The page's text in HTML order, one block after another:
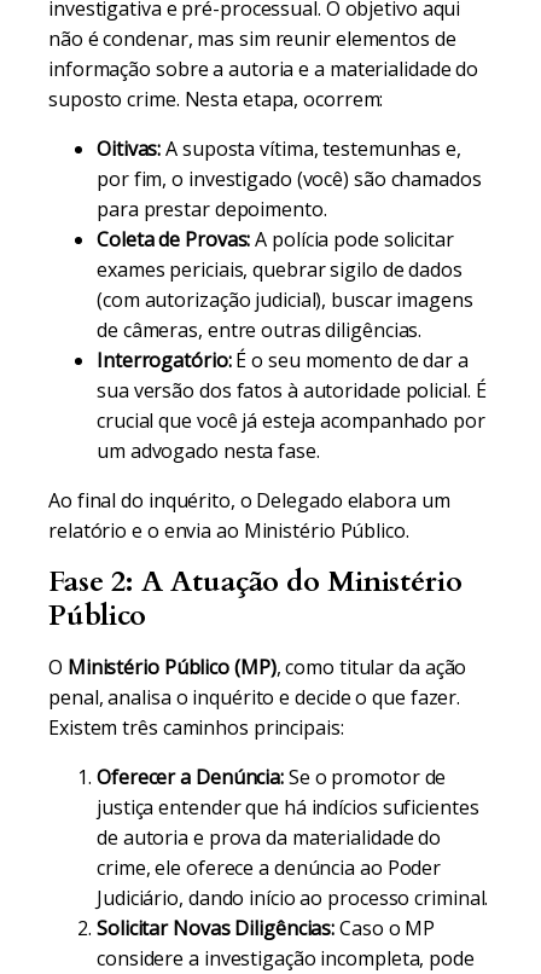
investigativa e pré-processual. O objetivo aqui
não é condenar, mas sim reunir elementos de
informação sobre a autoria e a materialidade do
suposto crime. Nesta etapa, ocorrem:
Oitivas:A suposta vítima, testemunhas e,
por fim, o investigado (você) são chamados
para prestar depoimento.
Coleta de Provas:A polícia pode solicitar
exames periciais, quebrar sigilo de dados
(com autorização judicial), buscar imagens
de câmeras, entre outras diligências.
Interrogatório:É o seu momento de dar a
sua versão dos fatos à autoridade policial. É
crucial que você já esteja acompanhado por
um advogado nesta fase.
Ao final do inquérito, o Delegado elabora um
relatório e o envia ao Ministério Público.
Fase 2: A Atuação do Ministério
Público
O Ministério Público (MP), como titular da ação
penal, analisa o inquérito e decide o que fazer.
Existem três caminhos principais:
Oferecer a Denúncia:Se o promotor de
justiça entender que há indícios suficientes
de autoria e prova da materialidade do
crime, ele oferece a denúncia ao Poder
Judiciário, dando início ao processo criminal.
Solicitar Novas Diligências:Caso o MP
considere a investigação incompleta, pode